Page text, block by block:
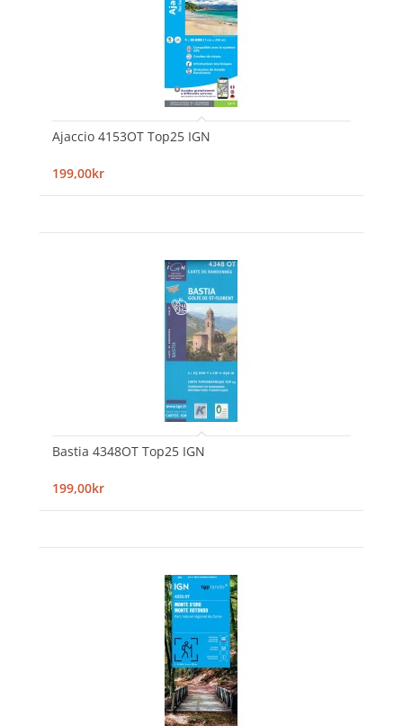
Ajaccio 4153OT Top25 IGN
199,00kr
Bastia 4348OT Top25 IGN
199,00kr